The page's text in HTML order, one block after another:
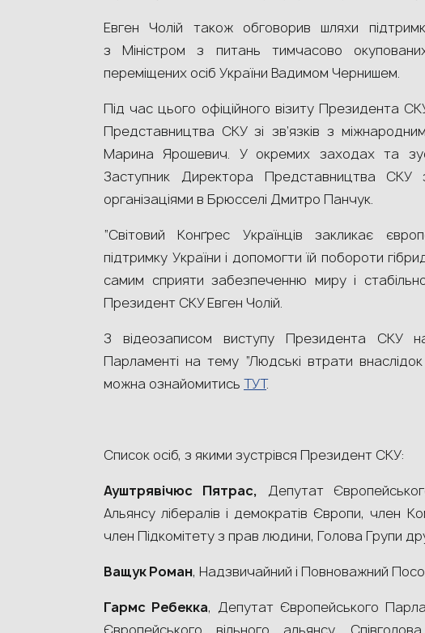
Евген Чолій також обговорив шляхи
з Міністром з питань тимчасово
переміщених осіб України Вадимом Чернишем.
Під час цього офіційного візиту Президента
Представництва СКУ зі зв’язків з
Марина Ярошевич. У окремих заходах та
Заступник Директора Представництва СКУ
організаціями в Брюсселі Дмитро Панчук.
“Світовий Конґрес Українців закликає
підтримку України і допомогти їй побороти
самим сприяти забезпеченню миру і
Президент СКУ Евген Чолій.
З відеозаписом виступу Президента СКУ
Парламенті на тему “Людські втрати внаслідок
можна ознайомитись ТУТ.
Список осіб, з якими зустрівся Президент СКУ:
Ауштрявічюс Пятрас, Депутат
Альянсу лібералів і демократів Європи, член
член Підкомітету з прав людини, Голова Групи
Ващук Роман, Надзвичайний і Повноважний
Гармс Ребекка, Депутат Європейського